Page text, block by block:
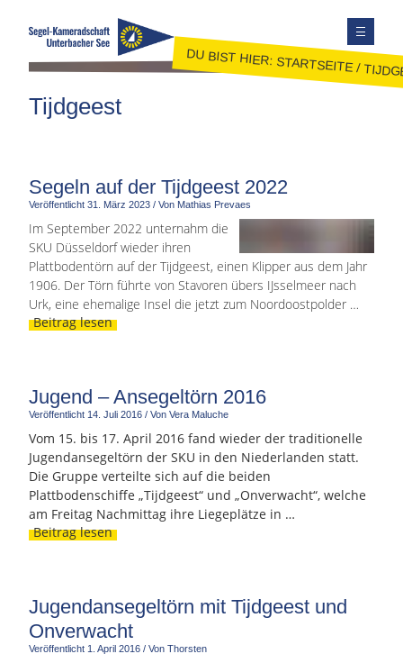
AUSBILDUNG
JOLLENSEGELN
FAHRTENSEGELN
MITGLIEDER
KONTAKT
SEITE DURCHSUCHEN
FACEBOOK
DU BIST HIER:STARTSEITE/
Tijdgeest
Segeln auf der Tijdgeest 2022
Veröffentlicht 31. März 2023 / Von Mathias Prevaes
Im September 2022 unternahm die
SKU Düsseldorf wieder ihren
Plattbodentörn auf der Tijdgeest, einen Klipper aus dem Jahr
1906. Der Törn führte von Stavoren übers IJsselmeer nach
Urk, eine ehemalige Insel die jetzt zum Noordoostpolder …
Beitrag lesen
Jugend – Ansegeltörn 2016
Veröffentlicht 14. Juli 2016 / Von Vera Maluche
Vom 15. bis 17. April 2016 fand wieder der traditionelle
Jugendansegeltörn der SKU in den Niederlanden statt.
Die Gruppe verteilte sich auf die beiden
Plattbodenschiffe „Tijdgeest“ und „Onverwacht“, welche
am Freitag Nachmittag ihre Liegeplätze in …
Beitrag lesen
Jugendansegeltörn mit Tijdgeest und
Onverwacht
Veröffentlicht 1. April 2016 / Von Thorsten